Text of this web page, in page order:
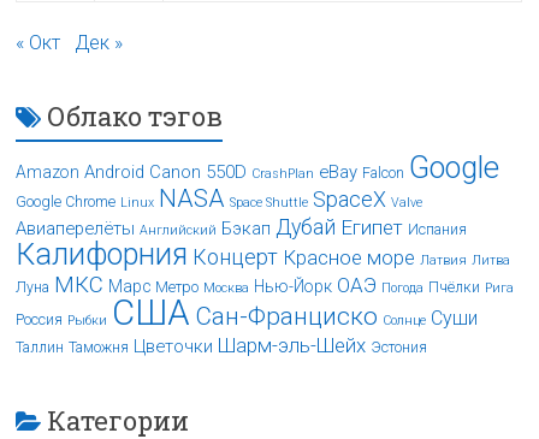
« Окт Дек »
Облако тэгов
Amazon Android Canon 550D CrashPlan eBay Falcon Google
Google Chrome Linux NASA Space Shuttle SpaceX Valve
Авиаперелёты Английский Бэкап Дубай Египет Испания
Калифорния Концерт Красное море Латвия Литва
Луна МКС Марс Метро Москва Нью-Йорк ОАЭ Погода Пчёлки Рига
Россия Рыбки США Сан-Франциско Солнце Суши
Таллин Таможня Цветочки Шарм-эль-Шейх Эстония
Категории